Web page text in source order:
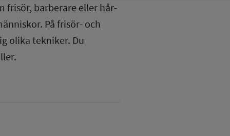
frisör, barberare eller hår-
På frisör- och
olika tekniker. Du